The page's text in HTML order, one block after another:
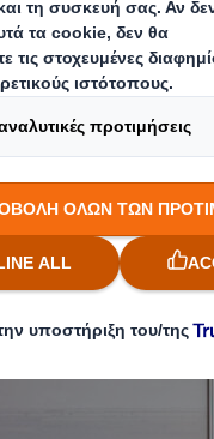
κοινότητα της
μονάδα στην
προσφέροντας
τοπική αγορά και